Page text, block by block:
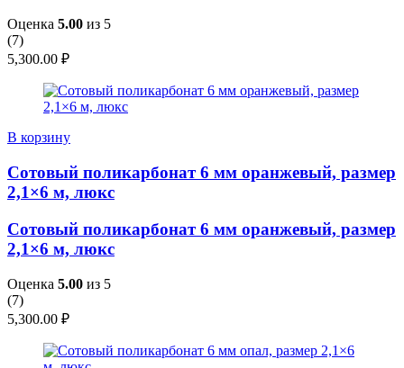
Оценка 5.00 из 5
(7)
5,300.00 ₽
В корзину
Сотовый поликарбонат 6 мм оранжевый, размер
2,1×6 м, люкс
Сотовый поликарбонат 6 мм оранжевый, размер
2,1×6 м, люкс
Оценка 5.00 из 5
(7)
5,300.00 ₽